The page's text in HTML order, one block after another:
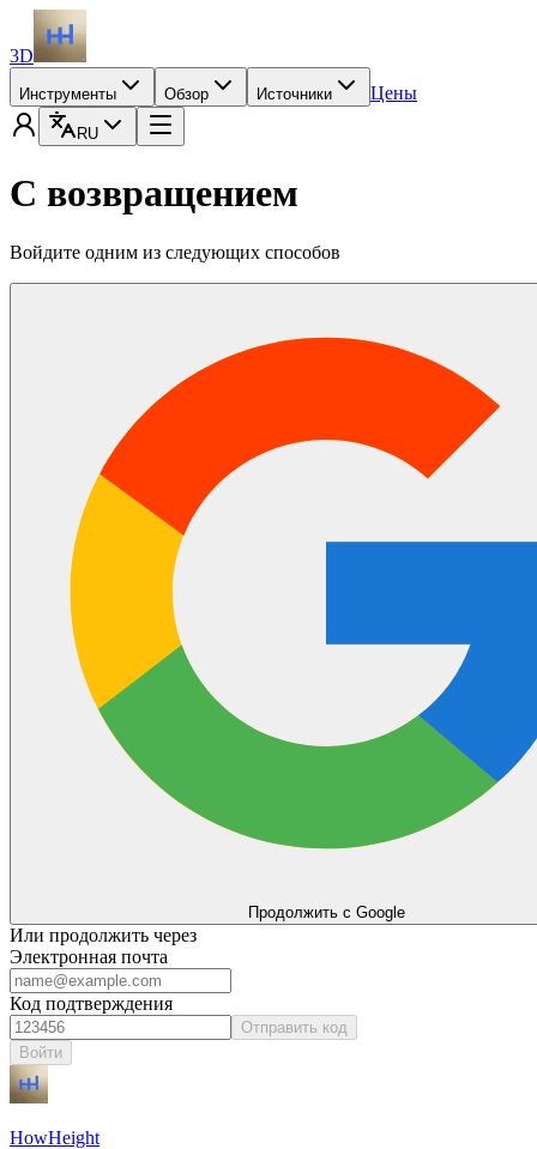
3D
Инструменты Обзор Источники Цены
RU
С возвращением
Войдите одним из следующих способов
Продолжить с Google
Или продолжить через
Электронная почта
Код подтверждения
Отправить код
Войти
HowHeight